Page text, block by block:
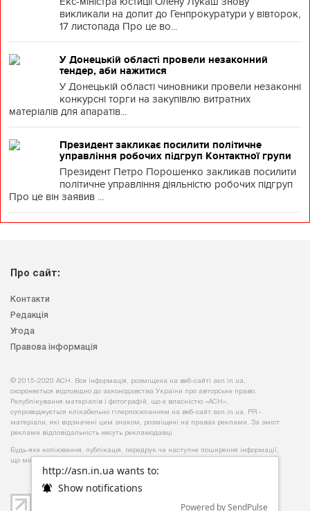
http://asn.in.ua wants to:
Show notifications
Powered by SendPulse
викликали на допит до Генпрокуратури у вівторок,
17 листопада Про це во...
У Донецькій області провели незаконний
тендер, аби нажитися
У Донецькій області чиновники провели незаконні
конкурсні торги на закупівлю витратних
матеріалів для апаратів...
Президент закликає посилити політичне
управління робочих підгруп Контактної групи
Президент Петро Порошенко закликав посилити
політичне управління діяльністю робочих підгруп
Про це він заявив ...
Про сайт:
Контакти
Редакція
Угода
Правова інформація
© 2015-2020 АСН. Вся інформація, розміщена на веб-сайті asn.in.ua,
охороняється відповідно до законодавства України про авторське право.
Републікування матеріалів і фотографій, що є власністю «АСН»,
супроводжується клікабельно гіперпосиланням на веб-сайт asn.іn.ua. PR -
матеріали, які відзначені цим знаком, розміщені на правах реклами. За зміст
реклами відповідальність несуть рекламодавці.
Будь-яке копiювання, публiкацiя, передрук чи наступне поширення iнформацiї,
що мiстить посилання на